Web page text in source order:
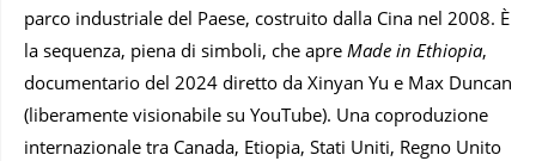
parco industriale del Paese, costruito dalla Cina nel 2008. È
la sequenza, piena di simboli, che apre Made in Ethiopia,
documentario del 2024 diretto da Xinyan Yu e Max Duncan
(liberamente visionabile su YouTube). Una coproduzione
internazionale tra Canada, Etiopia, Stati Uniti, Regno Unito